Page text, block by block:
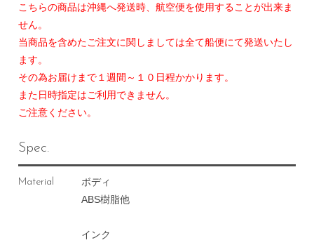
こちらの商品は沖縄へ発送時、航空便を使用することが出来ま
せん。
当商品を含めたご注文に関しましては全て船便にて発送いたし
ます。
その為お届けまで１週間～１０日程かかります。
また日時指定はご利用できません。
ご注意ください。
Spec.
Material
ボディ
ABS樹脂他
インク